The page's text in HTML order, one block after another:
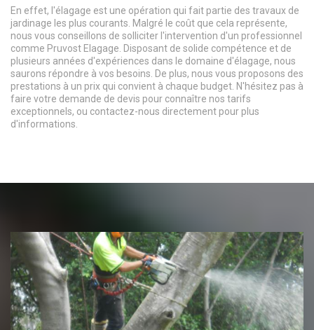
En effet, l'élagage est une opération qui fait partie des travaux de
jardinage les plus courants. Malgré le coût que cela représente,
nous vous conseillons de solliciter l'intervention d'un professionnel
comme Pruvost Elagage. Disposant de solide compétence et de
plusieurs années d'expériences dans le domaine d'élagage, nous
saurons répondre à vos besoins. De plus, nous vous proposons des
prestations à un prix qui convient à chaque budget. N'hésitez pas à
faire votre demande de devis pour connaître nos tarifs
exceptionnels, ou contactez-nous directement pour plus
d'informations.